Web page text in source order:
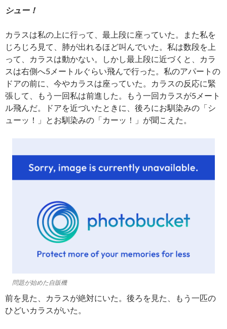
シュー！
カラスは私の上に行って、最上段に座っていた。また私を
じろじろ見て、肺が出れるほど叫んでいた。私は数段を上
って、カラスは動かない。しかし最上段に近づくと、カラ
スは右側へ5メートルぐらい飛んで行った。私のアパートの
ドアの前に、今やカラスは座っていた。カラスの反応に緊
張して、もう一回私は前進した。もう一回カラスが5メート
ル飛んだ。ドアを近づいたときに、後ろにお馴染みの「シ
ューッ！」とお馴染みの「カーッ！」が聞こえた。
問題が始めた自販機
前を見た、カラスが絶対にいた。後ろを見た、もう一匹の
ひどいカラスがいた。